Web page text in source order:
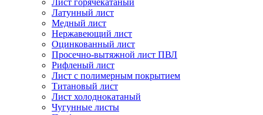
Лист горячекатаный
Латунный лист
Медный лист
Нержавеющий лист
Оцинкованный лист
Просечно-вытяжной лист ПВЛ
Рифленый лист
Лист с полимерным покрытием
Титановый лист
Лист холоднокатаный
Чугунные листы